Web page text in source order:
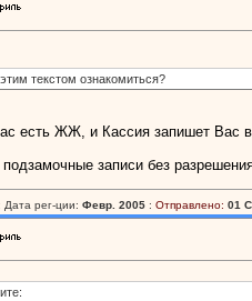
текстом ознакомиться?
есть ЖЖ, и Кассия запишет Вас
подзамочные записи без
рег-ции: Февр. 2005: Отправлено: 01